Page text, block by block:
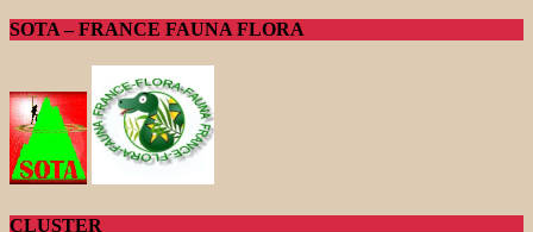
SOTA – FRANCE FAUNA FLORA
CLUSTER